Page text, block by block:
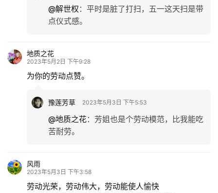
@解世权 ： 平时是脏了打扫，五一这天扫是带
点仪式感。
地质之花
2023年5月2日 下午9:28
为你的劳动点赞。
豫莲芳草 2023年5月3日 下午5:53
@地质之花： 芳姐也是个劳动模范，比我能吃
苦耐劳。
风雨
2023年5月3日 下午3:58
劳动光荣，劳动伟大，劳动能使人愉快